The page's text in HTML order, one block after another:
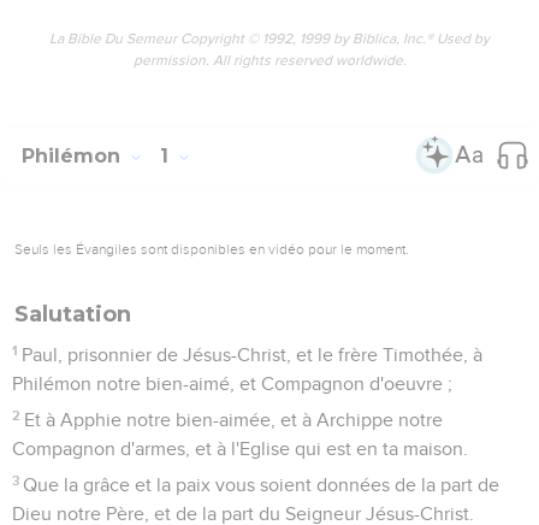
La Bible Du Semeur Copyright © 1992, 1999 by Biblica, Inc.® Used by
permission. All rights reserved worldwide.
Philémon 1
Seuls les Évangiles sont disponibles en vidéo pour le moment.
Salutation
1 Paul, prisonnier de Jésus-Christ, et le frère Timothée, à
Philémon notre bien-aimé, et Compagnon d'oeuvre ;
2 Et à Apphie notre bien-aimée, et à Archippe notre
Compagnon d'armes, et à l'Eglise qui est en ta maison.
3 Que la grâce et la paix vous soient données de la part de
Dieu notre Père, et de la part du Seigneur Jésus-Christ.